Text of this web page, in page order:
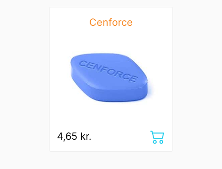
Cenforce
4,65 kr.